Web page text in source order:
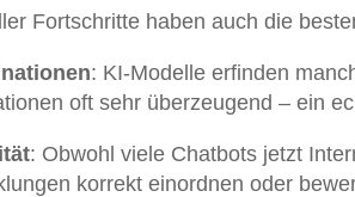
Fortschritte haben auch die
: KI-Modelle erfinden
oft sehr überzeugend – ein
: Obwohl viele Chatbots jetzt
korrekt einordnen oder